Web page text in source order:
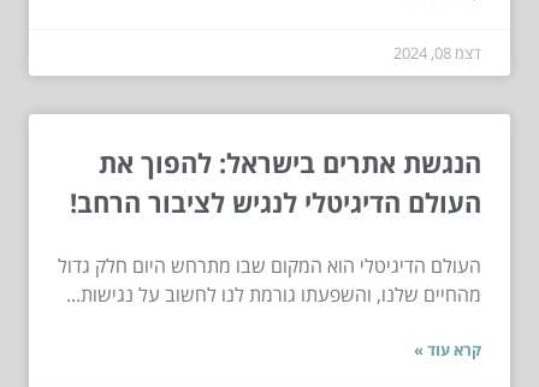
דצמ 08, 2024
הנגשת אתרים בישראל: להפוך את
העולם הדיגיטלי לנגיש לציבור הרחב!
העולם הדיגיטלי הוא המקום שבו מתרחש היום חלק גדול
מהחיים שלנו, והשפעתו גורמת לנו לחשוב על נגישות...
קרא עוד »